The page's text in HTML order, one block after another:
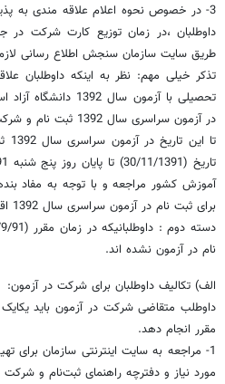
3- در خصوص نحوه اعلام علاقه مندی به
طریق سایت سازمان سنجش اطلاع رسانی
تذکر خیلی مهم: نظر به اینکه داوطلبان
تحصیلی با آزمون
در آزمون سراسری سال
آموزش کشور مراجعه و با توجه به مفاد
برای ثبت نام در آزمون سراسری سال 1392 اقدام نمایند.
نام در آزمون نشده اند.
الف) تکالیف داوطلبان‌ برای‌ شرکت‌ در آزمون:‌
داوطلب‌ متقاضی‌ شرکت‌ در آزمون‌ باید
مقرر انجام‌ دهد.
1- مراجعه به سایت اینترنتی سازمان برای
مورد نیاز و دفترچه راهنمای ثبت‌نام و شرکت